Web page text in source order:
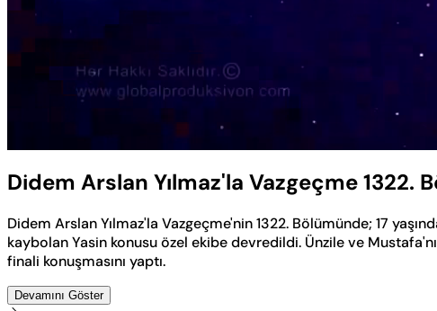
Didem Arslan Yılmaz'la Vazgeçme 1322.
Didem Arslan Yılmaz'la Vazgeçme'nin 1322. Bölümünde; 17
kaybolan Yasin konusu özel ekibe devredildi. Ünzile ve
finali konuşmasını yaptı.
Devamını Göster